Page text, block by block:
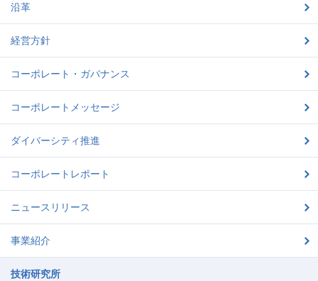
沿革
経営方針
コーポレート・ガバナンス
コーポレートメッセージ
ダイバーシティ推進
コーポレートレポート
ニュースリリース
事業紹介
技術研究所